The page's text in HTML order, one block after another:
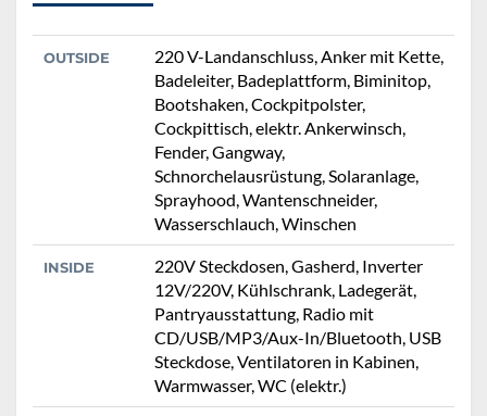
OUTSIDE
220 V-Landanschluss, Anker mit Kette,
Badeleiter, Badeplattform, Biminitop,
Bootshaken, Cockpitpolster,
Cockpittisch, elektr. Ankerwinsch,
Fender, Gangway,
Schnorchelausrüstung, Solaranlage,
Sprayhood, Wantenschneider,
Wasserschlauch, Winschen
INSIDE
220V Steckdosen, Gasherd, Inverter
12V/220V, Kühlschrank, Ladegerät,
Pantryausstattung, Radio mit
CD/USB/MP3/Aux-In/Bluetooth, USB
Steckdose, Ventilatoren in Kabinen,
Warmwasser, WC (elektr.)